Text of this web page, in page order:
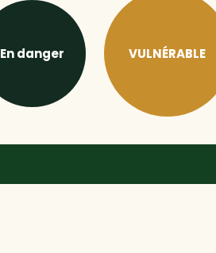
En danger VULNÉRABLE